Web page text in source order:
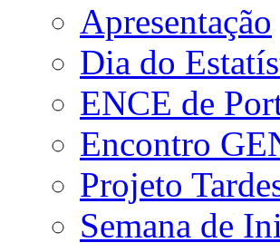
Apresentação
Dia do
ENCE de
Encontro
Projeto
Semana de